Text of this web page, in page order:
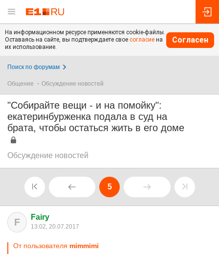
На информационном ресурсе применяются cookie-файлы.
Оставаясь на сайте, вы подтверждаете свое согласие на
их использование.
Согласен
Поиск по форумам
Общение Обсуждение новостей
"Собирайте вещи - и на помойку":
екатеринбурженка подала в суд на
брата, чтобы остаться жить в его доме
Обсуждение новостей
5
F Fairy
13:02, 20.07.2017
От пользователя mimmimi